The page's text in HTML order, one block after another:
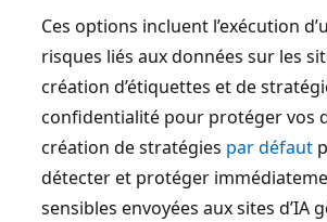
Ces options incluent l’exécution
risques liés aux données sur les
création d’étiquettes et de
confidentialité pour protéger vos
création de stratégies par défaut
détecter et protéger
sensibles envoyées aux sites d’IA